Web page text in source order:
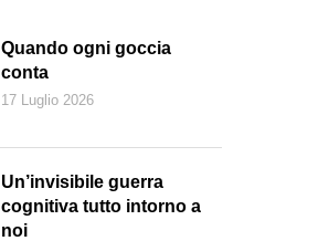
Quando ogni goccia
conta
17 Luglio 2026
Un’invisibile guerra
cognitiva tutto intorno a
noi